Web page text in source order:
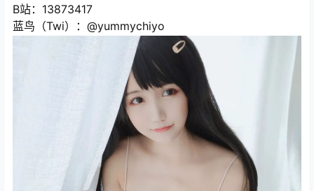
B站：13873417
蓝鸟（Twi）：@yummychiyo